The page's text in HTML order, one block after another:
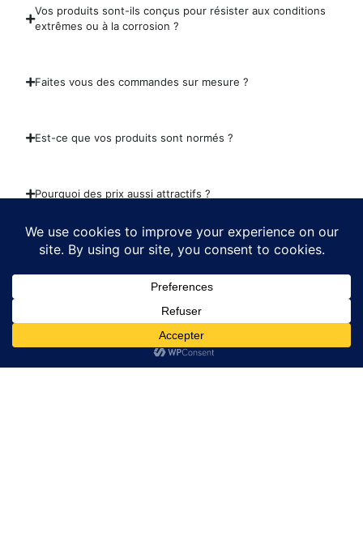
Vos produits sont-ils conçus pour résister aux conditions
extrêmes ou à la corrosion ?
Faites vous des commandes sur mesure ?
Est-ce que vos produits sont normés ?
Pourquoi des prix aussi attractifs ?
ACCESSOIRS BATIMENT
Trappes de visite Sol
Liens Utiles
Conditions générales de
Vente